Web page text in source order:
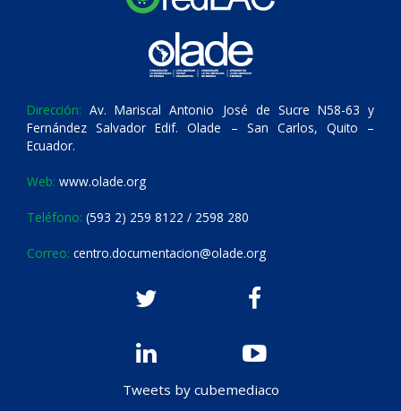
Dirección: Av. Mariscal Antonio José de Sucre N58-63 y
Fernández Salvador Edif. Olade – San Carlos, Quito –
Ecuador.
Web: www.olade.org
Teléfono: (593 2) 259 8122 / 2598 280
Correo: centro.documentacion@olade.org
Tweets by cubemediaco